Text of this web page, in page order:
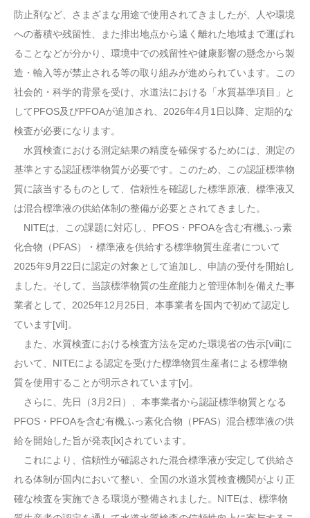
防止剤など、さまざまな用途で使用されてきましたが、人や環境
への蓄積や残留性、また排出地点から遠く離れた地域まで運ばれ
ることなどが分かり、環境中での残留性や健康影響の懸念から製
造・輸入等が禁止される等の取り組みが進められています。この
社会的・科学的背景を受け、水道法における「水質基準項目」と
してPFOS及びPFOAが追加され、2026年4月1日以降、定期的な
検査が必要になります。
水質検査における測定結果の精度を確保するためには、測定の
基準とする認証標準物質が必要です。このため、この認証標準物
質に該当するものとして、信頼性を確認した標準原液、標準液又
は混合標準液の供給体制の整備が必要とされてきました。
NITEは、この課題に対応し、PFOS・PFOAを含む有機ふっ素
化合物（PFAS）・標準液を供給する標準物質生産者について
2025年9月22日に認定の対象として追加し、申請の受付を開始し
ました。そして、当該標準物質の生産能力と管理体制を備えた事
業者として、2025年12月25日、本事業者を国内で初めて認定し
ています[ⅶ]。
また、水質検査における検査方法を定めた環境省の告示[ⅷ]に
おいて、NITEによる認定を受けた標準物質生産者による標準物
質を使用することが明示されています[v]。
さらに、先日（3月2日）、本事業者から認証標準物質となる
PFOS・PFOAを含む有機ふっ素化合物（PFAS）混合標準液の供
給を開始した旨が発表[ⅸ]されています。
これにより、信頼性が確認された混合標準液が安定して供給さ
れる体制が国内において整い、全国の水道水質検査機関がより正
確な検査を実施できる環境が整備されました。NITEは、標準物